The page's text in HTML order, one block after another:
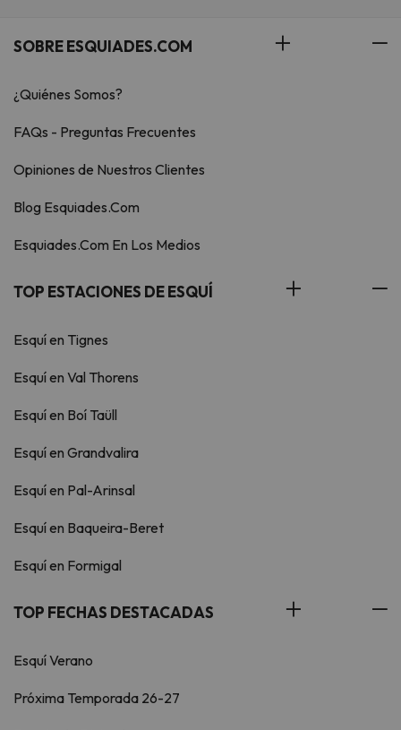
SOBRE ESQUIADES.COM
¿Quiénes Somos?
FAQs - Preguntas Frecuentes
Opiniones de Nuestros Clientes
Blog Esquiades.Com
Esquiades.Com En Los Medios
TOP ESTACIONES DE ESQUÍ
Esquí en Tignes
Esquí en Val Thorens
Esquí en Boí Taüll
Esquí en Grandvalira
Esquí en Pal-Arinsal
Esquí en Baqueira-Beret
Esquí en Formigal
TOP FECHAS DESTACADAS
Esquí Verano
Próxima Temporada 26-27